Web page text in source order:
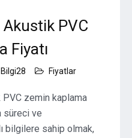
PVC
Fiyatı
Bilgi28 Fiyatlar
PVC zemin kaplama
süreci ve
bilgilere sahip olmak,